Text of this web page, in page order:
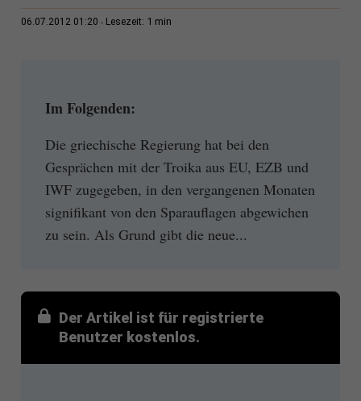
06.07.2012 01:20 Lesezeit: 1 min
Im Folgenden:
Die griechische Regierung hat bei den
Gesprächen mit der Troika aus EU, EZB und
IWF zugegeben, in den vergangenen Monaten
signifikant von den Sparauflagen abgewichen
zu sein. Als Grund gibt die neue...
Der Artikel ist für registrierte
Benutzer kostenlos.